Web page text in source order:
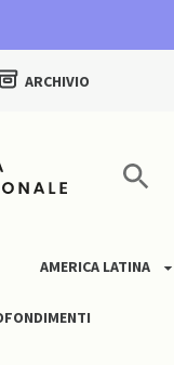
ARCHIVIO
AMERICA LATINA